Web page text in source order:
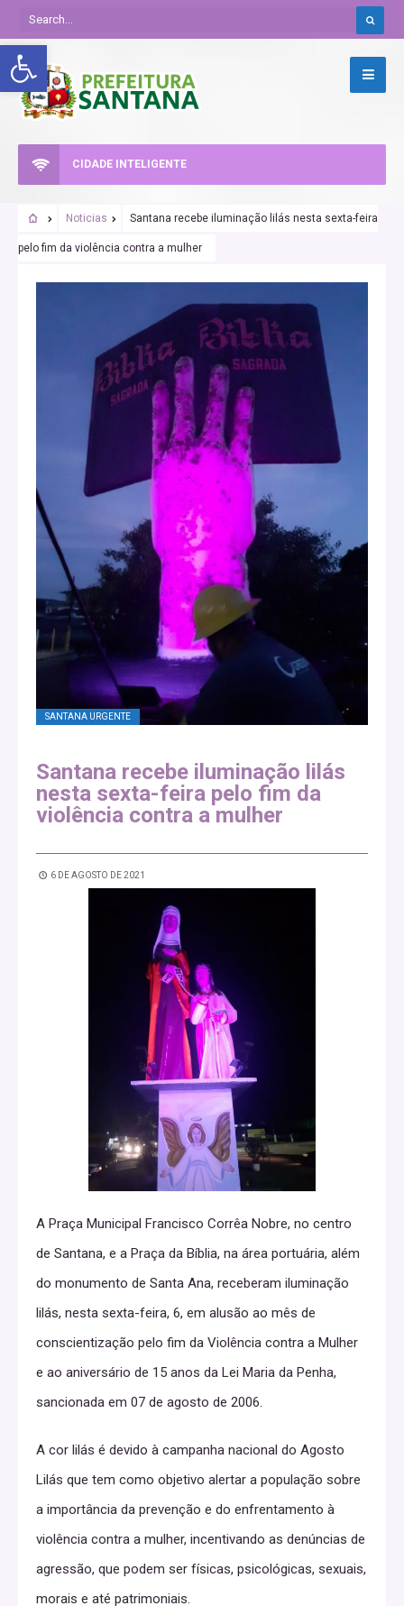
Abrir a barra de ferramentas
CIDADE INTELIGENTE
Noticias Santana recebe iluminação lilás nesta sexta-feira
pelo fim da violência contra a mulher
SANTANA URGENTE
Santana recebe iluminação lilás
nesta sexta-feira pelo fim da
violência contra a mulher
6 DE AGOSTO DE 2021
A Praça Municipal Francisco Corrêa Nobre, no centro
de Santana, e a Praça da Bíblia, na área portuária, além
do monumento de Santa Ana, receberam iluminação
lilás, nesta sexta-feira, 6, em alusão ao mês de
conscientização pelo fim da Violência contra a Mulher
e ao aniversário de 15 anos da Lei Maria da Penha,
sancionada em 07 de agosto de 2006.
A cor lilás é devido à campanha nacional do Agosto
Lilás que tem como objetivo alertar a população sobre
a importância da prevenção e do enfrentamento à
violência contra a mulher, incentivando as denúncias de
agressão, que podem ser físicas, psicológicas, sexuais,
morais e até patrimoniais.